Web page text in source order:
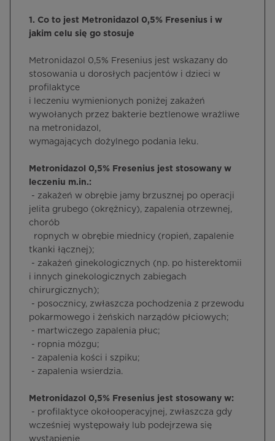
1. Co to jest Metronidazol 0,5% Fresenius i w
jakim celu się go stosuje
Metronidazol 0,5% Fresenius jest wskazany do
stosowania u dorosłych pacjentów i dzieci w
profilaktyce
i leczeniu wymienionych poniżej zakażeń
wywołanych przez bakterie beztlenowe wrażliwe
na metronidazol,
wymagających dożylnego podania leku.
Metronidazol 0,5% Fresenius jest stosowany w
leczeniu m.in.:
­ - zakażeń w obrębie jamy brzusznej po operacji
jelita grubego (okrężnicy), zapalenia otrzewnej,
chorób
ropnych w obrębie miednicy (ropień, zapalenie
tkanki łącznej);
­ - zakażeń ginekologicznych (np. po histerektomii
i innych ginekologicznych zabiegach
chirurgicznych);
­ - posocznicy, zwłaszcza pochodzenia z przewodu
pokarmowego i żeńskich narządów płciowych;
­ - martwiczego zapalenia płuc;
­ - ropnia mózgu;
­ - zapalenia kości i szpiku;
­ - zapalenia wsierdzia.
Metronidazol 0,5% Fresenius jest stosowany w:
­ - profilaktyce okołooperacyjnej, zwłaszcza gdy
wcześniej występowały lub podejrzewa się
wystąpienie